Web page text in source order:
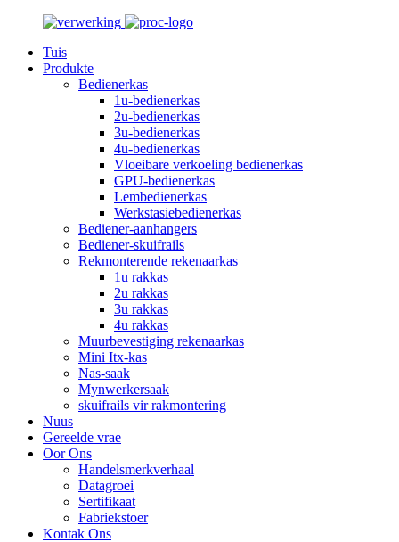
Tuis
Produkte
Bedienerkas
1u-bedienerkas
2u-bedienerkas
3u-bedienerkas
4u-bedienerkas
Vloeibare verkoeling bedienerkas
GPU-bedienerkas
Lembedienerkas
Werkstasiebedienerkas
Bediener-aanhangers
Bediener-skuifrails
Rekmonterende rekenaarkas
1u rakkas
2u rakkas
3u rakkas
4u rakkas
Muurbevestiging rekenaarkas
Mini Itx-kas
Nas-saak
Mynwerkersaak
skuifrails vir rakmontering
Nuus
Gereelde vrae
Oor Ons
Handelsmerkverhaal
Datagroei
Sertifikaat
Fabriekstoer
Kontak Ons